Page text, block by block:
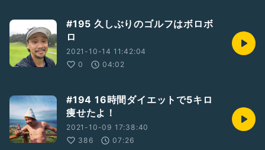
◆ARA Instagram
https://www.instagram.com/bboyara/?hl=ja
◆ARA DANCE LESSON
https://araizm.com/lesson/
https://arawakuwaku.thebase.in/
◆ARA監修 ストリートダンスレッスンチャンネル
Connect Guide
https://www.youtube.com/channel/UCiA5TKQxB7UxJwu
#195 久しぶりのゴルフはボロボ
ロ
2021-10-14 11:42:04
0
04:02
#194 16時間ダイエットで5キロ
痩せたよ！
2021-10-09 17:38:40
386
07:26